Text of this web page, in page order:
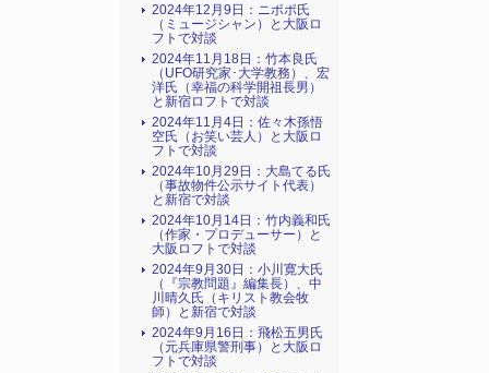
2024年12月9日：ニポポ氏
（ミュージシャン）と大阪ロ
フトで対談
2024年11月18日：竹本良氏
（UFO研究家･大学教務）、宏
洋氏（幸福の科学開祖長男）
と新宿ロフトで対談
2024年11月4日：佐々木孫悟
空氏（お笑い芸人）と大阪ロ
フトで対談
2024年10月29日：大島てる氏
（事故物件公示サイト代表）
と新宿で対談
2024年10月14日：竹内義和氏
（作家・プロデューサー）と
大阪ロフトで対談
2024年9月30日：小川寛大氏
（『宗教問題』編集長）、中
川晴久氏（キリスト教会牧
師）と新宿で対談
2024年9月16日：飛松五男氏
（元兵庫県警刑事）と大阪ロ
フトで対談